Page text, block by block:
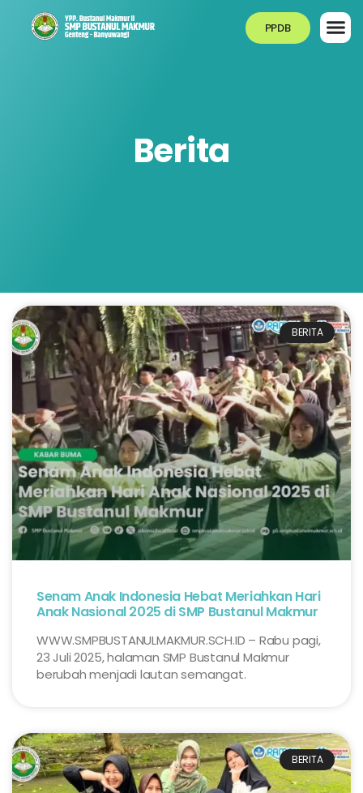
PPDB
Berita
BERITA
Senam Anak Indonesia Hebat Meriahkan Hari
Anak Nasional 2025 di SMP Bustanul Makmur
WWW.SMPBUSTANULMAKMUR.SCH.ID – Rabu pagi,
23 Juli 2025, halaman SMP Bustanul Makmur
berubah menjadi lautan semangat.
BERITA